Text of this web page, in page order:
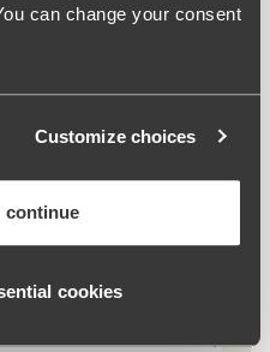
can change your consent
Customize choices
continue
cookies
elastan, 8% polyester